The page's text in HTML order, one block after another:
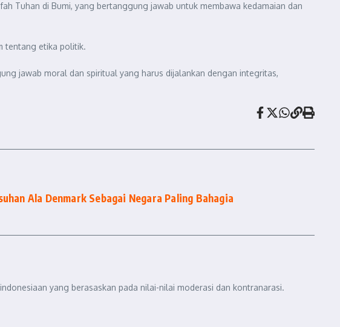
Tuhan di Bumi, yang bertanggung jawab untuk membawa kedamaian dan
tentang etika politik.
jawab moral dan spiritual yang harus dijalankan dengan integritas,
Ala Denmark Sebagai Negara Paling Bahagia
yang berasaskan pada nilai-nilai moderasi dan kontranarasi.